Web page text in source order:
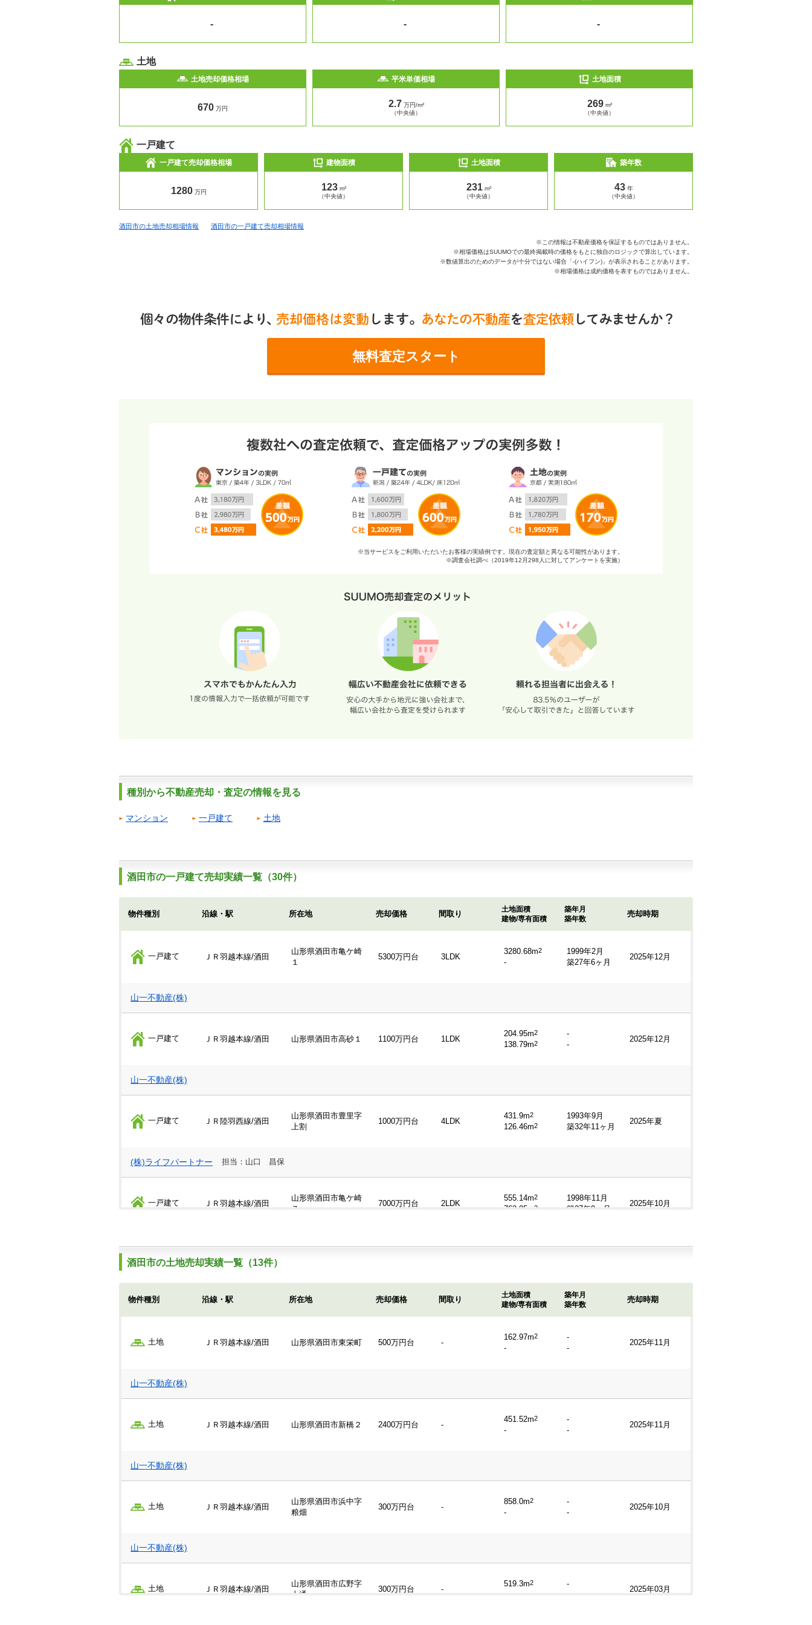
- - -
土地
土地売却価格相場
670 万円
平米単価相場
2.7 万円/m²
（中央値）
土地面積
269 m²
（中央値）
一戸建て
一戸建て売却価格相場
1280 万円
建物面積
123 m²
（中央値）
土地面積
231 m²
（中央値）
築年数
43 年
（中央値）
酒田市の土地売却相場情報 酒田市の一戸建て売却相場情報
※この情報は不動産価格を保証するものではありません。
※相場価格はSUUMOでの最終掲載時の価格をもとに独自のロジックで算出しています。
※数値算出のためのデータが十分ではない場合「-(ハイフン)」が表示されることがあります。
※相場価格は成約価格を表すものではありません。
無料査定スタート
※当サービスをご利用いただいたお客様の実績例です。現在の査定額と異なる可能性があります。
※調査会社調べ（2019年12月298人に対してアンケートを実施）
種別から不動産売却・査定の情報を見る
マンション 一戸建て 土地
酒田市の一戸建て売却実績一覧（30件）
物件種別 沿線・駅 所在地 売却価格 間取り
土地面積
建物/専有面積
築年月
築年数
売却時期
一戸建て ＪＲ羽越本線/酒田
山形県酒田市亀ケ崎
１
5300万円台 3LDK
3280.68m2
-
1999年2月
築27年6ヶ月
2025年12月
山一不動産(株)
一戸建て ＪＲ羽越本線/酒田 山形県酒田市高砂１ 1100万円台 1LDK
204.95m2
138.79m2
-
-
2025年12月
山一不動産(株)
一戸建て ＪＲ陸羽西線/酒田
山形県酒田市豊里字
上割
1000万円台 4LDK
431.9m2
126.46m2
1993年9月
築32年11ヶ月
2025年夏
(株)ライフパートナー 担当：山口 昌保
一戸建て ＪＲ羽越本線/酒田
山形県酒田市亀ケ崎
７
7000万円台 2LDK
555.14m2
763.05m 2
1998年11月
築27年9ヶ月
2025年10月
山一不動産(株)
一戸建て ＪＲ羽越本線/酒田 1000万円台 4LDK
126.46m
築32年11ヶ月
2025年夏
酒田市の土地売却実績一覧（13件）
物件種別 沿線・駅 所在地 売却価格 間取り
土地面積
建物/専有面積
築年月
築年数
売却時期
土地 ＪＲ羽越本線/酒田 山形県酒田市東栄町 500万円台 -
162.97m2
-
-
-
2025年11月
山一不動産(株)
土地 ＪＲ羽越本線/酒田 山形県酒田市新橋２ 2400万円台 -
451.52m2
-
-
-
2025年11月
山一不動産(株)
土地 ＪＲ羽越本線/酒田
山形県酒田市浜中字
粮畑
300万円台 -
858.0m2
-
-
-
2025年10月
山一不動産(株)
土地 ＪＲ羽越本線/酒田
山形県酒田市広野字
上通
300万円台 -
519.3m2
-
2025年03月